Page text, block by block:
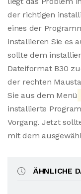
der richtigen
eines der
installieren Sie es
sollte dem
Dateiformat B30
der rechten
Sie aus dem Menü
installierte
Vorgang. Jetzt
mit dem
ÄHNLICHE